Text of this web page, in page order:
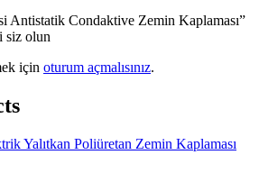
Antistatik Condaktive Zemin Kaplaması”
siz olun
için oturum açmalısınız.